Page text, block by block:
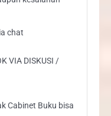
chat
VIA DISKUSI /
Cabinet Buku bisa